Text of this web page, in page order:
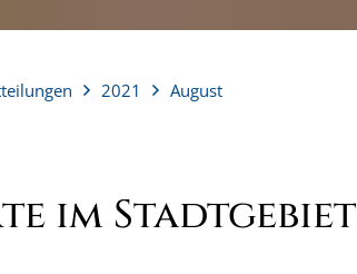
2021
August
im Stadtgebiet